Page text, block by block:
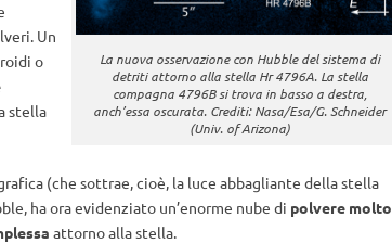
La nuova osservazione con Hubble del sistema di
detriti attorno alla stella Hr 4796A. La stella
compagna 4796B si trova in basso a destra,
anch’essa oscurata. Crediti: Nasa/Esa/G. Schneider
(Univ. of Arizona)
Un
o
stella
(che sottrae, cioè, la luce abbagliante della stella
ha ora evidenziato un’enorme nube di polvere molto
attorno alla stella.